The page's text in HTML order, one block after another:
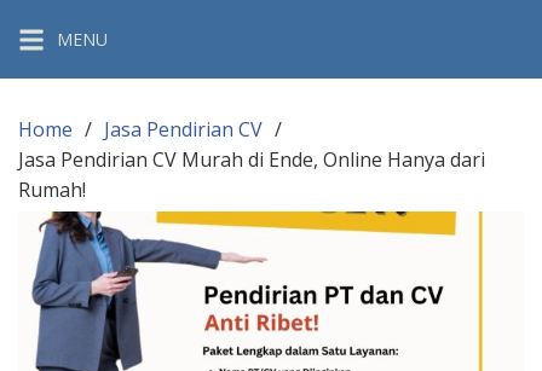
content
MENU
Home
Jasa Pendirian CV
Jasa Pendirian CV Murah di Ende, Online Hanya dari
Rumah!